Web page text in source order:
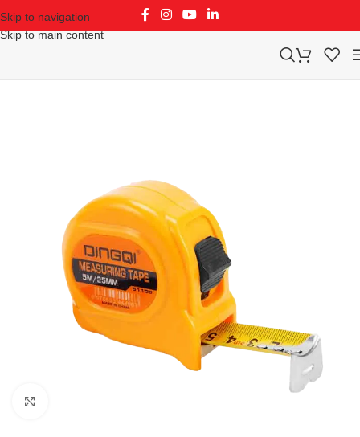
Skip to navigation
Skip to main content